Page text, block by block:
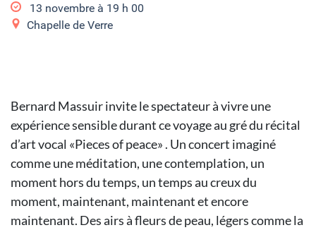
13 novembre à 19 h 00
Chapelle de Verre
Bernard Massuir invite le spectateur à vivre une
expérience sensible durant ce voyage au gré du récital
d’art vocal «Pieces of peace» . Un concert imaginé
comme une méditation, une contemplation, un
moment hors du temps, un temps au creux du
moment, maintenant, maintenant et encore
maintenant. Des airs à fleurs de peau, légers comme la